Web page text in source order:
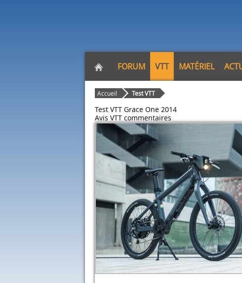
FORUM VTT MATÉRIEL
Accueil Test VTT
Test VTT Grace One 2014
Avis VTT commentaires